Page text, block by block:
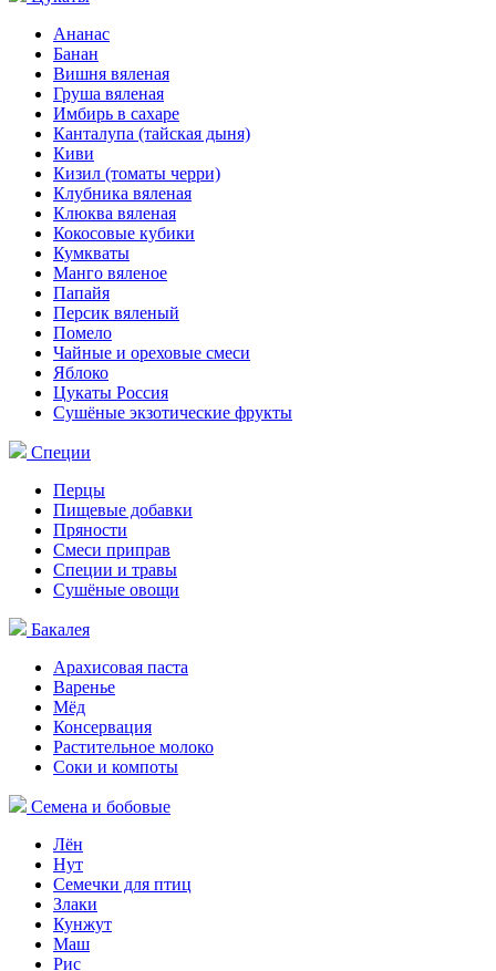
Ананас
Банан
Вишня вяленая
Груша вяленая
Имбирь в сахаре
Канталупа (тайская дыня)
Киви
Кизил (томаты черри)
Клубника вяленая
Клюква вяленая
Кокосовые кубики
Кумкваты
Манго вяленое
Папайя
Персик вяленый
Помело
Чайные и ореховые смеси
Яблоко
Цукаты Россия
Сушёные экзотические фрукты
Специи
Перцы
Пищевые добавки
Пряности
Смеси приправ
Специи и травы
Сушёные овощи
Бакалея
Арахисовая паста
Варенье
Мёд
Консервация
Растительное молоко
Соки и компоты
Семена и бобовые
Лён
Нут
Семечки для птиц
Злаки
Кунжут
Маш
Рис